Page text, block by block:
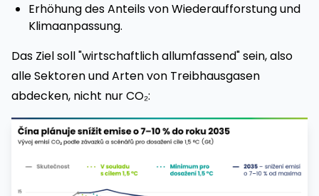
Erhöhung des Anteils von Wiederaufforstung und
Klimaanpassung.
Das Ziel soll "wirtschaftlich allumfassend" sein, also
alle Sektoren und Arten von Treibhausgasen
abdecken, nicht nur CO₂: